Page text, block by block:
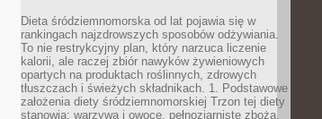
Dieta śródziemnomorska od lat pojawia się w
rankingach najzdrowszych sposobów odżywiania.
To nie restrykcyjny plan, który narzuca liczenie
kalorii, ale raczej zbiór nawyków żywieniowych
opartych na produktach roślinnych, zdrowych
tłuszczach i świeżych składnikach. 1. Podstawowe
założenia diety śródziemnomorskiej Trzon tej diety
stanowią: warzywa i owoce, pełnoziarniste zboża,